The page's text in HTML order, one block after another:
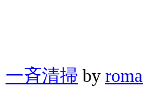
一斉清掃 by